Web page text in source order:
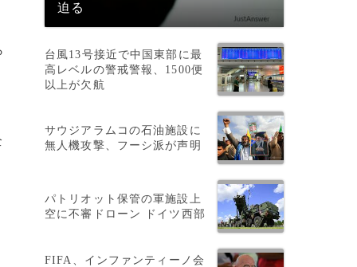
迫る
台風13号接近で中国東部に最
高レベルの警戒警報、1500便
以上が欠航
サウジアラムコの石油施設に
無人機攻撃、フーシ派が声明
パトリオット保管の軍施設上
空に不審ドローン ドイツ西部
FIFA、インファンティーノ会